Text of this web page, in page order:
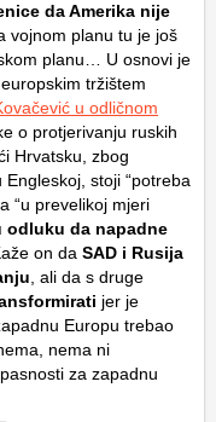
da Amerika nije
vojnom planu tu je još
planu… U osnovi je
tržištem
u odličnom
o protjerivanju ruskih
Hrvatsku, zbog
stoji “potreba
“u prevelikoj mjeri
odluku da napadne
on da SAD i Rusija
, ali da s druge
jer je
Europu trebao
nema ni
za zapadnu